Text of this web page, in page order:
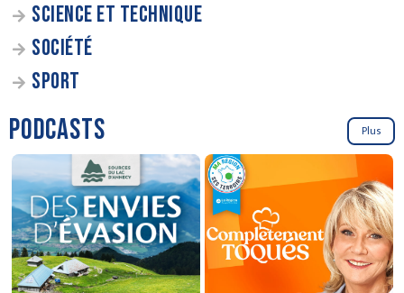
SCIENCE ET TECHNIQUE
SOCIÉTÉ
SPORT
PODCASTS Plus